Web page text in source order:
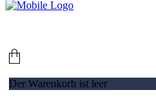
Der Warenkorb ist leer